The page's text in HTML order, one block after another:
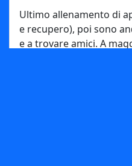
Ultimo allenamento di
e recupero), poi sono
e a trovare amici. A